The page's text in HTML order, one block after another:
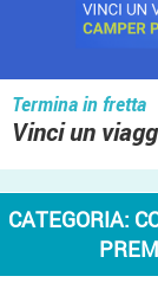
Termina in fretta
Vinci un
CATEGORIA: